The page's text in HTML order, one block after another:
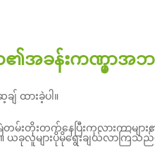
၏အခန်းကဏ္မှာအ
ျ် ထားခဲ့ပါ။
မ်းတိုးတက်နေပြီးကုလားကာ
ခုလူများပိုမိုရွေးချယ်လာကြသည်